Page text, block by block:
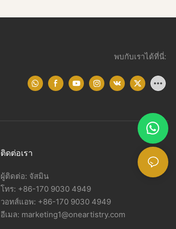
พบกับเราได้ที่นี่:
ติดต่อเรา
ผู้ติดต่อ: จัสมิน
โทร: +86-170 9030 4949
วอทส์แอพ: +86-170 9030 4949
อีเมล: marketing1@oneartistry.com